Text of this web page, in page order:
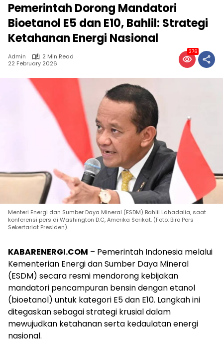
Pemerintah Dorong Mandatori
Bioetanol E5 dan E10, Bahlil: Strategi
Ketahanan Energi Nasional
Admin
2 Min Read
22 February 2026
376
Menteri Energi dan Sumber Daya Mineral (ESDM) Bahlil Lahadalia, saat
konferensi pers di Washington D.C, Amerika Serikat. (Foto: Biro Pers
Sekertariat Presiden).
KABARENERGI.COM – Pemerintah Indonesia melalui
Kementerian Energi dan Sumber Daya Mineral
(ESDM) secara resmi mendorong kebijakan
mandatori pencampuran bensin dengan etanol
(bioetanol) untuk kategori E5 dan E10. Langkah ini
ditegaskan sebagai strategi krusial dalam
mewujudkan ketahanan serta kedaulatan energi
nasional.